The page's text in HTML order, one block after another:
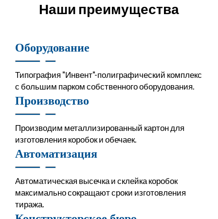
Наши преимущества
Оборудование
Типография "Инвент"-полиграфический комплекс
с большим парком собственного оборудования.
Производство
Производим металлизированный картон для
изготовления коробок и обечаек.
Автоматизация
Автоматическая высечка и склейка коробок
максимально сокращают сроки изготовления
тиража.